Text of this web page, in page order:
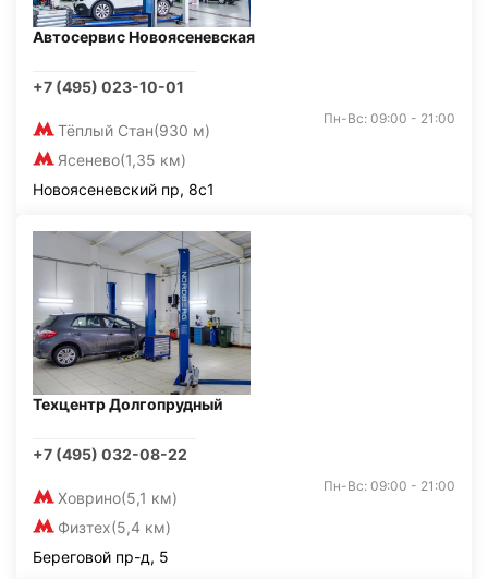
Автосервис Новоясеневская
+7 (495) 023-10-01
Тёплый Стан(930 м)
Ясенево(1,35 км)
Пн-Вс: 09:00 - 21:00
Новоясеневский пр, 8с1
Техцентр Долгопрудный
+7 (495) 032-08-22
Ховрино(5,1 км)
Физтех(5,4 км)
Пн-Вс: 09:00 - 21:00
Береговой пр-д, 5